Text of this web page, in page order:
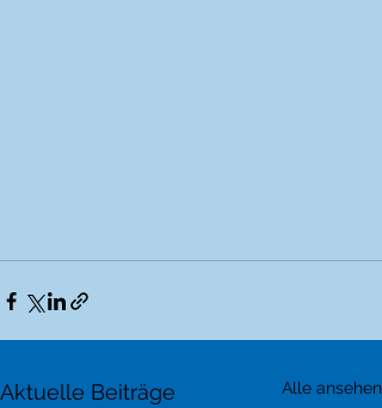
Aktuelle Beiträge Alle ansehen